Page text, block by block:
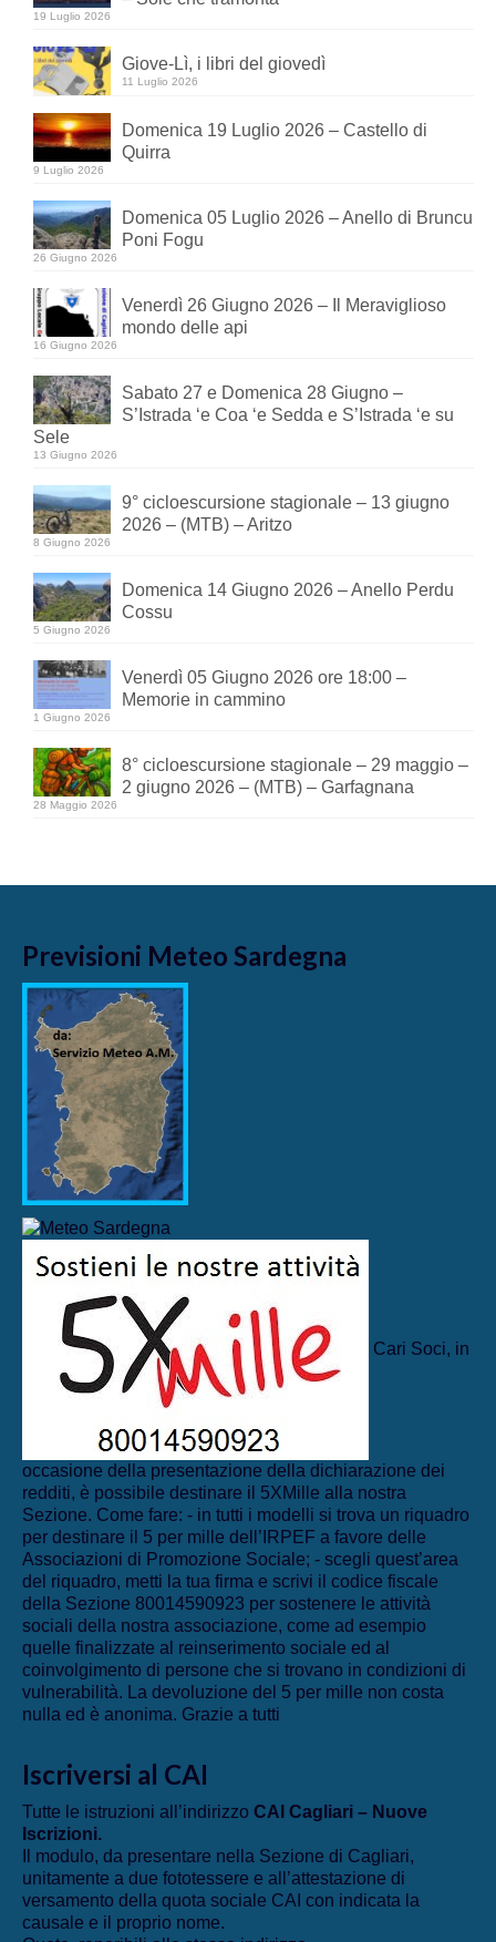
19 Luglio 2026
Giove-Lì, i libri del giovedì
11 Luglio 2026
Domenica 19 Luglio 2026 – Castello di
Quirra
9 Luglio 2026
Domenica 05 Luglio 2026 – Anello di Bruncu
Poni Fogu
26 Giugno 2026
Venerdì 26 Giugno 2026 – Il Meraviglioso
mondo delle api
16 Giugno 2026
Sabato 27 e Domenica 28 Giugno –
S’Istrada ‘e Coa ‘e Sedda e S’Istrada ‘e su
Sele
13 Giugno 2026
9° cicloescursione stagionale – 13 giugno
2026 – (MTB) – Aritzo
8 Giugno 2026
Domenica 14 Giugno 2026 – Anello Perdu
Cossu
5 Giugno 2026
Venerdì 05 Giugno 2026 ore 18:00 –
Memorie in cammino
1 Giugno 2026
8° cicloescursione stagionale – 29 maggio –
2 giugno 2026 – (MTB) – Garfagnana
28 Maggio 2026
Previsioni Meteo Sardegna
Cari Soci, in
occasione della presentazione della dichiarazione dei
redditi, è possibile destinare il 5XMille alla nostra
Sezione. Come fare: - in tutti i modelli si trova un riquadro
per destinare il 5 per mille dell’IRPEF a favore delle
Associazioni di Promozione Sociale; - scegli quest’area
del riquadro, metti la tua firma e scrivi il codice fiscale
della Sezione 80014590923 per sostenere le attività
sociali della nostra associazione, come ad esempio
quelle finalizzate al reinserimento sociale ed al
coinvolgimento di persone che si trovano in condizioni di
vulnerabilità. La devoluzione del 5 per mille non costa
nulla ed è anonima. Grazie a tutti
Iscriversi al CAI
Tutte le istruzioni all’indirizzo CAI Cagliari – Nuove
Iscrizioni.
Il modulo, da presentare nella Sezione di Cagliari,
unitamente a due fototessere e all’attestazione di
versamento della quota sociale CAI con indicata la
causale e il proprio nome.